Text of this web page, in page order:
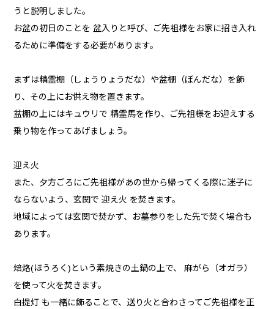
うと説明しました。
お盆の初日のことを 盆入りと呼び、ご先祖様をお家に招き入れ
るために準備をする必要があります。
まずは精霊棚（しょうりょうだな）や盆棚（ぼんだな）を飾
り、その上にお供え物を置きます。
盆棚の上にはキュウリで 精霊馬を作り、ご先祖様をお迎えする
乗り物を作ってあげましょう。
迎え火
また、夕方ごろにご先祖様があの世から帰ってくる際に迷子に
ならないよう、玄関で 迎え火 を焚きます。
地域によっては玄関で焚かず、お墓参りをした先で焚く場合も
あります。
焙烙(ほうろく)という素焼きの土鍋の上で、 麻がら（オガラ）
を使って火を焚きます。
白提灯 も一緒に飾ることで、送り火と合わさってご先祖様を正